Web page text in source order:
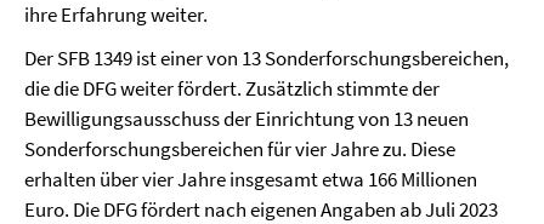
ihre Erfahrung weiter.
Der SFB 1349 ist einer von 13 Sonderforschungsbereichen,
die die DFG weiter fördert. Zusätzlich stimmte der
Bewilligungsausschuss der Einrichtung von 13 neuen
Sonderforschungsbereichen für vier Jahre zu. Diese
erhalten über vier Jahre insgesamt etwa 166 Millionen
Euro. Die DFG fördert nach eigenen Angaben ab Juli 2023